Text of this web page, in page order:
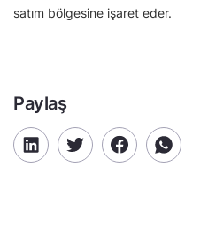
satım bölgesine işaret eder.
Paylaş